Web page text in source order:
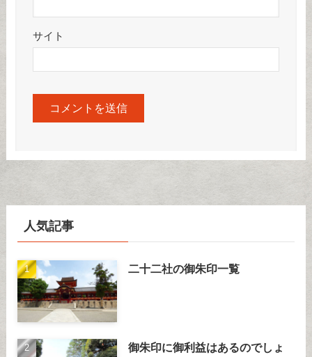
サイト
人気記事
二十二社の御朱印一覧
御朱印に御利益はあるのでしょ